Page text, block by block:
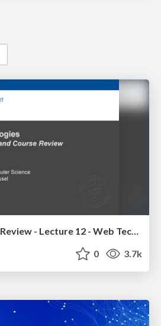
Future Trends and Review - Lecture 12 - Web Technologies (1019888BNR)
0 3.7k